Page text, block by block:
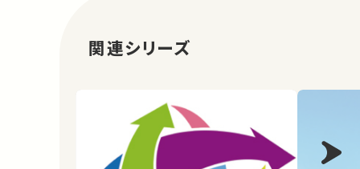
関連シリーズ